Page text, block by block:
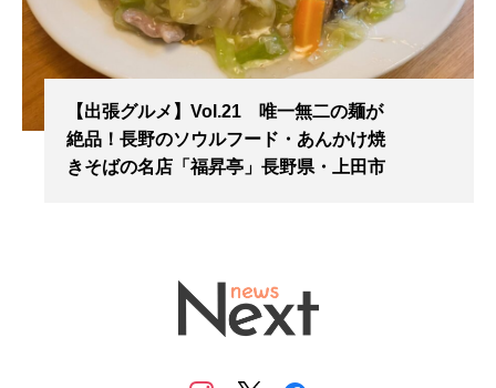
【出張グルメ】Vol.21 唯一無二の麺が
絶品！長野のソウルフード・あんかけ焼
きそばの名店「福昇亭」長野県・上田市